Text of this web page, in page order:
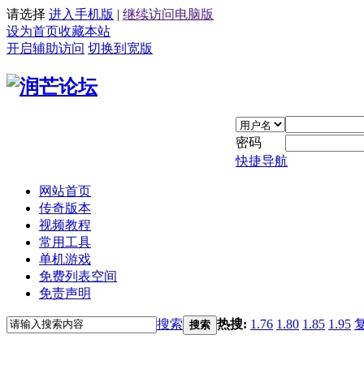
请选择 进入手机版 | 继续访问电脑版
设为首页收藏本站
开启辅助访问 切换到宽版
密码
快捷导航
网站首页
传奇版本
视频教程
常用工具
单机游戏
免费列表空间
免责声明
搜索 搜索 热搜: 1.76 1.80 1.85 1.95